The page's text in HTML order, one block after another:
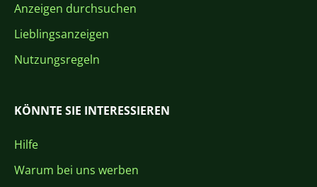
Anzeigen durchsuchen
Lieblingsanzeigen
Nutzungsregeln
KÖNNTE SIE INTERESSIEREN
Hilfe
Warum bei uns werben